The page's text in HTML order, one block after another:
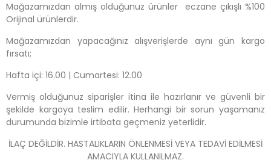
Mağazamızdan almış olduğunuz ürünler eczane çıkışlı %100
Orijinal ürünlerdir.
Mağazamızdan yapacağınız alışverişlerde aynı gün kargo
fırsatı;
Hafta içi: 16.00 | Cumartesi: 12.00
Vermiş olduğunuz siparişler itina ile hazırlanır ve güvenli bir
şekilde kargoya teslim edilir. Herhangi bir sorun yaşamanız
durumunda bizimle irtibata geçmeniz yeterlidir.
İLAÇ DEĞİLDİR. HASTALIKLARIN ÖNLENMESİ VEYA TEDAVİ EDİLMESİ
AMACIYLA KULLANILMAZ.